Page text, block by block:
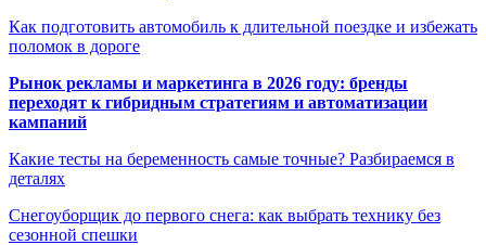
Как подготовить автомобиль к длительной поездке и избежать
поломок в дороге
Рынок рекламы и маркетинга в 2026 году: бренды
переходят к гибридным стратегиям и автоматизации
кампаний
Какие тесты на беременность самые точные? Разбираемся в
деталях
Снегоуборщик до первого снега: как выбрать технику без
сезонной спешки